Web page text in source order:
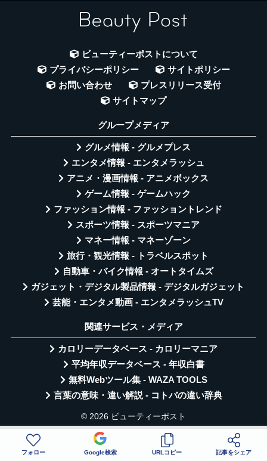
ビューティーポストについて
プライバシーポリシー
サイトポリシー
お問い合わせ
プレスリリース受付
サイトマップ
グループメディア
グルメ情報 - グルメプレス
エンタメ情報 - エンタメラッシュ
アニメ・漫画情報 - アニメボックス
ゲーム情報 - ゲームハック
ファッション情報 - ファッショントレンド
スポーツ情報 - スポーツマニア
マネー情報 - マネーゾーン
旅行・観光情報 - トラベルスポット
自動車・バイク情報 - オートタイムズ
ガジェット・デジタル製品情報 - デジタルガジェット
芸能・エンタメ動画 - エンタメラッシュTV
関連サービス・メディア
カロリーデータベース - カロリーマニア
平均年収データベース - 年収白書
無料Webツール集 - WAZA TOOLS
言葉の意味・違い解説 - コトバの違い辞典
© 2026 ビューティーポスト
フォロー Google検索 URLコピー 記事をシェア